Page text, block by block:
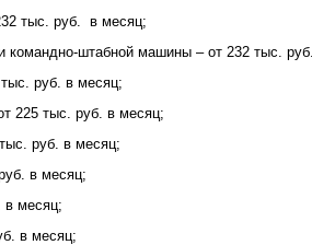
тыс. руб. в месяц;
командно-штабной машины – от 232 тыс.
руб. в месяц;
225 тыс. руб. в месяц;
руб. в месяц;
в месяц;
в месяц;
в месяц;